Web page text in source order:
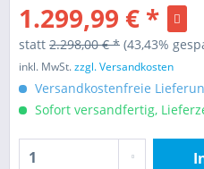
1.299,99 € *
statt 2.298,00 € * (43,43%
inkl. MwSt.zzgl. Versandkosten
Versandkostenfreie
Sofort versandfertig,